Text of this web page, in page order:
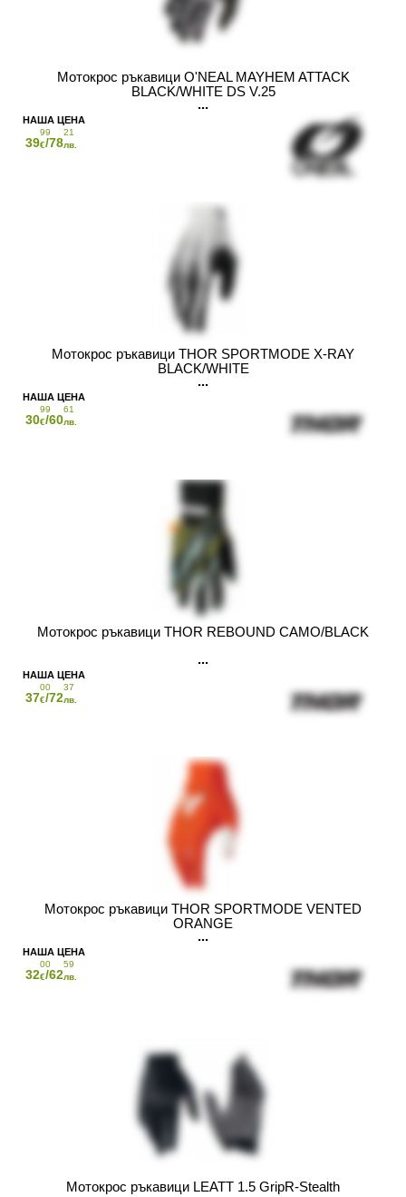
Мотокрос ръкавици O'NEAL MAYHEM ATTACK
BLACK/WHITE DS V.25
39
99
€/78
21
лв.
Мотокрос ръкавици THOR SPORTMODE X-RAY
BLACK/WHITE
30
99
€/60
61
лв.
Мотокрос ръкавици THOR REBOUND CAMO/BLACK
37
00
€/72
37
лв.
Мотокрос ръкавици THOR SPORTMODE VENTED
ORANGE
32
00
€/62
59
лв.
Мотокрос ръкавици LEATT 1.5 GripR-Stealth